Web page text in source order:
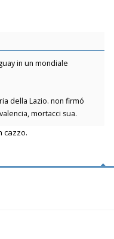
in un mondiale
della Lazio. non firmó
mortacci sua.
cazzo.